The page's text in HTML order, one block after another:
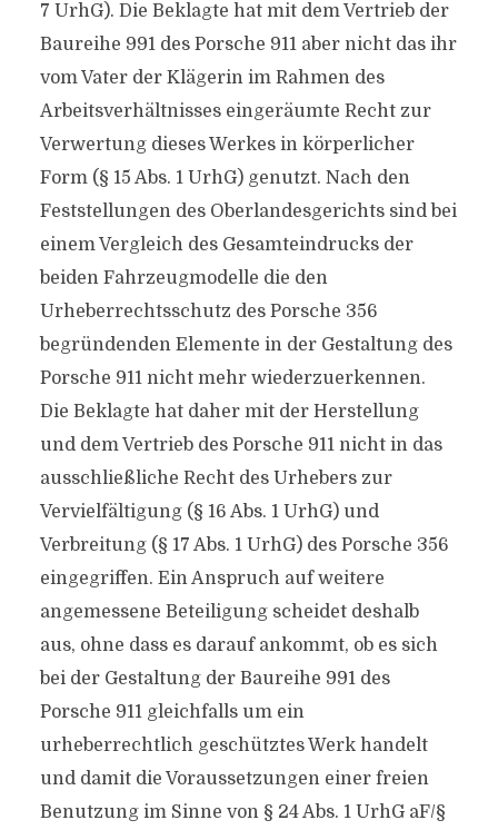
7 UrhG). Die Beklagte hat mit dem Vertrieb der
Baureihe 991 des Porsche 911 aber nicht das ihr
vom Vater der Klägerin im Rahmen des
Arbeitsverhältnisses eingeräumte Recht zur
Verwertung dieses Werkes in körperlicher
Form (§ 15 Abs. 1 UrhG) genutzt. Nach den
Feststellungen des Oberlandesgerichts sind bei
einem Vergleich des Gesamteindrucks der
beiden Fahrzeugmodelle die den
Urheberrechtsschutz des Porsche 356
begründenden Elemente in der Gestaltung des
Porsche 911 nicht mehr wiederzuerkennen.
Die Beklagte hat daher mit der Herstellung
und dem Vertrieb des Porsche 911 nicht in das
ausschließliche Recht des Urhebers zur
Vervielfältigung (§ 16 Abs. 1 UrhG) und
Verbreitung (§ 17 Abs. 1 UrhG) des Porsche 356
eingegriffen. Ein Anspruch auf weitere
angemessene Beteiligung scheidet deshalb
aus, ohne dass es darauf ankommt, ob es sich
bei der Gestaltung der Baureihe 991 des
Porsche 911 gleichfalls um ein
urheberrechtlich geschütztes Werk handelt
und damit die Voraussetzungen einer freien
Benutzung im Sinne von § 24 Abs. 1 UrhG aF/§